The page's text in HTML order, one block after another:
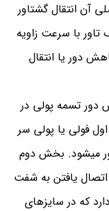
آن انتقال گشتاور
تاور با سرعت زاویه
دور یا انتقال
دور تسمه پولی در
فولی یا پولی سر
میشود. بخش دوم
یافتن به شفت
که در سایزهای